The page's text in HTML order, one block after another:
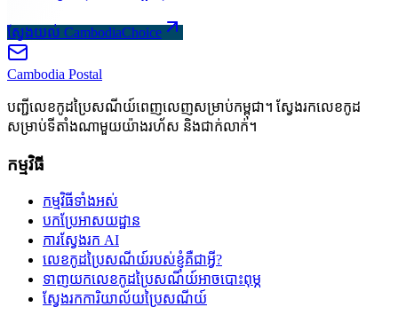
ស្វែងយល់ CambodiaChoice
Cambodia Postal
បញ្ជីលេខកូដប្រៃសណីយ៍ពេញលេញសម្រាប់កម្ពុជា។ ស្វែងរកលេខកូដ
សម្រាប់ទីតាំងណាមួយយ៉ាងរហ័ស និងជាក់លាក់។
កម្មវិធី
កម្មវិធីទាំងអស់
បកប្រែអាសយដ្ឋាន
ការស្វែងរក AI
លេខកូដប្រៃសណីយ៍របស់ខ្ញុំគឺជាអ្វី?
ទាញយកលេខកូដប្រៃសណីយ៍អាចបោះពុម្ភ
ស្វែងរកការិយាល័យប្រៃសណីយ៍